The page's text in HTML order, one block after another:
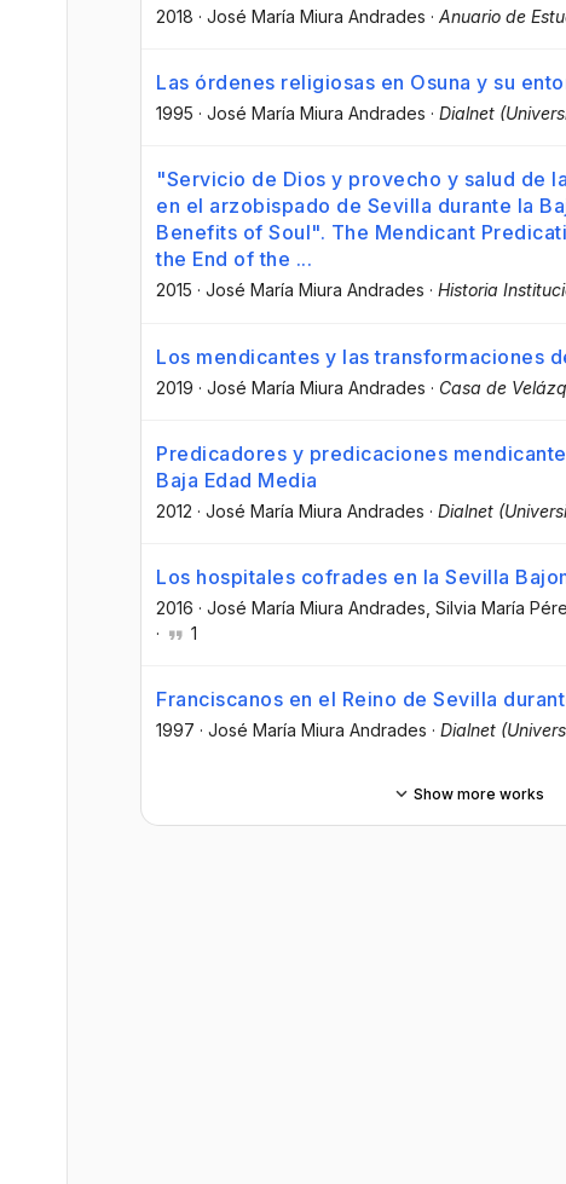
2018 · José María Miura Andrades · Anuario de
Las órdenes religiosas en Osuna y su
1995 · José María Miura Andrades · Dialnet
"Servicio de Dios y provecho y salud de
en el arzobispado de Sevilla durante la
Benefits of Soul". The Mendicant
the End of the ...
2015 · José María Miura Andrades · Historia
Los mendicantes y las transformaciones
2019 · José María Miura Andrades · Casa de
Predicadores y predicaciones
Baja Edad Media
2012 · José María Miura Andrades · Dialnet
Los hospitales cofrades en la Sevilla
2016 · José María Miura Andrades , Silvia María
·
1
Franciscanos en el Reino de Sevilla
1997 · José María Miura Andrades · Dialnet
Show more works